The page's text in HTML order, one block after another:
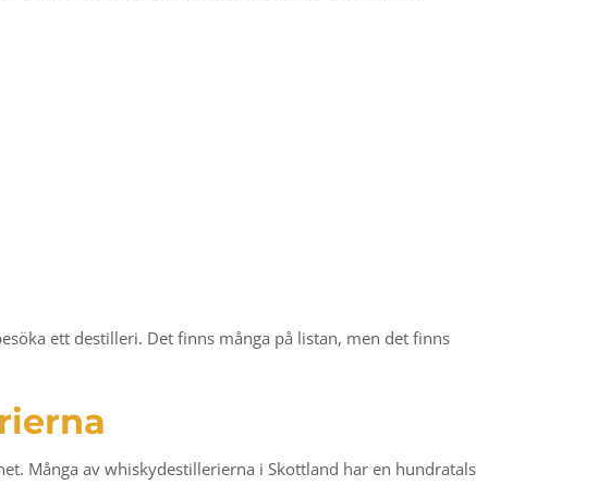
ett destilleri. Det finns många på listan, men det finns
Många av whiskydestillerierna i Skottland har en hundratals